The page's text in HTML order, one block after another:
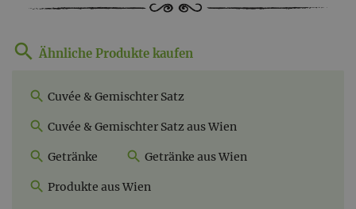
Ähnliche Produkte kaufen
Cuvée & Gemischter Satz
Cuvée & Gemischter Satz aus Wien
Getränke Getränke aus Wien
Produkte aus Wien